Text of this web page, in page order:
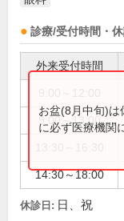
診療/受付時間・休
外来受付時間
9:00～13:00
14:30～18:00
お盆(8月中旬)は
に必ず医療機関
休診日: 日、祝